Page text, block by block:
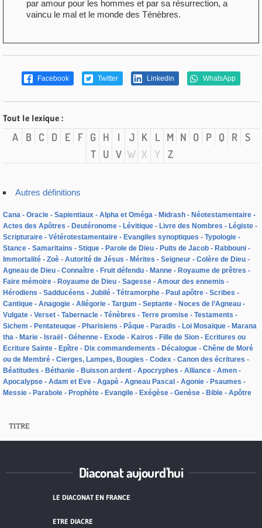
par amour pour les hommes et par sa résurrection, a
vaincu le mal et le monde des Ténèbres.
Facebook Twitter Linkedin WhatsApp
Tout le lexique :
A B C D E F G H I J K L M N O P Q R S
T
U V W X Y Z
Autres définitions
Cana Oracle Sapientiaux Alpha et Oméga Midrash
Néotestamentaire
Actes des Apôtres
Deutéronome Lévitique Livre des Nombres
Légiste
Scripturaire
Vétérotestamentaire Evangiles synoptiques
Typologie
Stance
Samaritains Stique Parole de Dieu Puits de Jacob
Rabbouni
Immortalité
Zoè Autorité de Jésus Mérites Seigneur
Colère de Dieu
Agneau de Dieu
Connaître Fruit défendu Manne
Royaume de prêtres
Faire mémoire
Royaume de Dieu Sagesse
Amour des ennemis
Hérodiens
Sadducéens Jubilé Tétramorphe Paul apôtre
Scribes
Cantique
Anagogie Allégorie Targum Septante
Noces de l’Agneau
Vulgate
Verset Tabernacle Ténèbres Terre promise
Testaments
Sichem
Pentateuque Pharisiens Pâque Paradis Loi Mosaïque
Marana
tha
Marie Israël Géhenne Exode Kairos Fille de Sion
Ecritures ou
Ecriture Sainte
Epître Dix commandements Décalogue
Chêne de Moré
ou de Membré
Cierges, Lampes, Bougies Codex
Canon des écritures
Béatitudes
Béthanie Buisson ardent Apocryphes Alliance
Amen
Apocalypse
Adam et Eve Agapè Agneau Pascal Agonie
Psaumes
Messie
Parabole Prophète Evangile Exégèse Genèse Bible Apôtre
TITRE
Diaconat aujourd'hui
LE DIACONAT EN FRANCE
ETRE DIACRE